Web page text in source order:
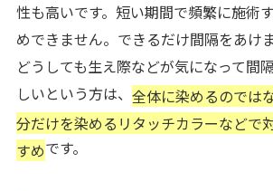
性も高いです。短い期間で頻繁に施術
めできません。できるだけ間隔をあけ
どうしても生え際などが気になって間
しいという方は、 全体に染めるのでは
分だけを染めるリタッチカラーなどで
すめです。